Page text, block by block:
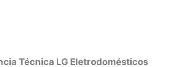
Técnica LG Eletrodomésticos